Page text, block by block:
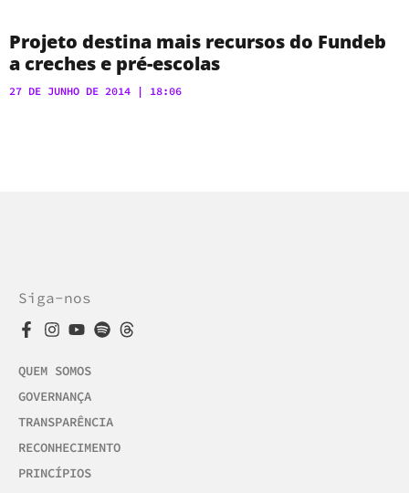
Projeto destina mais recursos do Fundeb
a creches e pré-escolas
27 DE JUNHO DE 2014 18:06
Siga-nos
QUEM SOMOS
GOVERNANÇA
TRANSPARÊNCIA
RECONHECIMENTO
PRINCÍPIOS